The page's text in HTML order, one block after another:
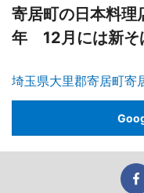
寄居町の日本料理
年 12月には新そ
埼玉県大里郡寄居町寄